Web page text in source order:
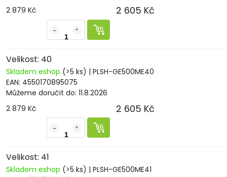
2 879 Kč
2 605 Kč
Velikost: 40
Skladem eshop (>5 ks) | PLSH-GE500ME40
EAN: 4550170895075
Můžeme doručit do: 11.8.2026
2 879 Kč
2 605 Kč
Velikost: 41
Skladem eshop (>5 ks) | PLSH-GE500ME41